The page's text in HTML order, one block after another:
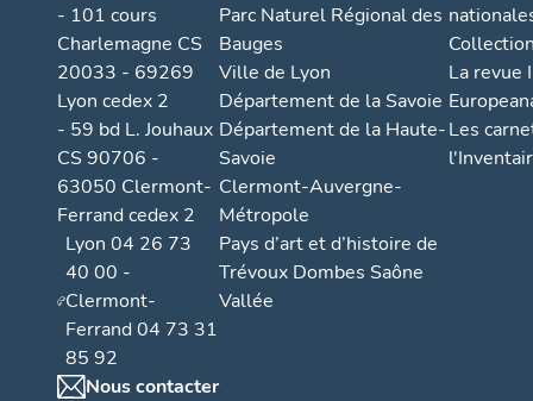
- 101 cours
Charlemagne CS
20033 - 69269
Lyon cedex 2
- 59 bd L. Jouhaux
CS 90706 -
63050 Clermont-
Ferrand cedex 2
Lyon 04 26 73
40 00 -
Clermont-
Ferrand 04 73 31
85 92
Nous contacter
Parc Naturel Régional des
Bauges
Ville de Lyon
Département de la Savoie
Département de la Haute-
Savoie
Clermont-Auvergne-
Métropole
Pays d’art et d’histoire de
Trévoux Dombes Saône
Vallée
La revue
Les